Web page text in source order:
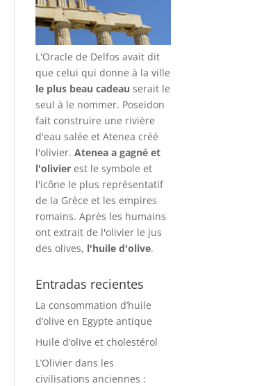
L'Oracle de Delfos avait dit
que celui qui donne à la ville
le plus beau cadeau serait le
seul à le nommer. Poseidon
fait construire une rivière
d'eau salée et Atenea créé
l'olivier.Atenea a gagné et
l'olivier est le symbole et
l'icône le plus représentatif
de la Grèce et les empires
romains. Après les humains
ont extrait de l'olivier le jus
des olives, l'huile d'olive.
Entradas recientes
La consommation d’huile
d’olive en Egypte antique
Huile d’olive et cholestérol
L’Olivier dans les
civilisations anciennes :